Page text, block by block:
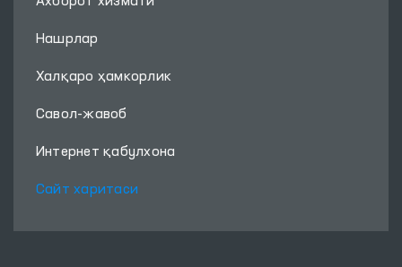
Нашрлар
Халқаро ҳамкорлик
Савол-жавоб
Интернет қабулхона
Сайт харитаси